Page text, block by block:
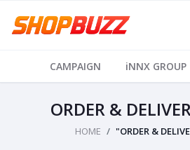
CAMPAIGN iNNX GROUP
ORDER &
HOME "ORDER &